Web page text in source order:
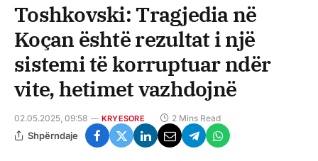
Toshkovski: Tragjedia në
Koçan është rezultat i një
sistemi të korruptuar ndër
vite, hetimet vazhdojnë
02.05.2025, 09:58 KRYESORE 2 Mins Read
Shpërndaje